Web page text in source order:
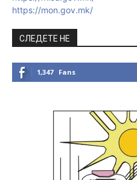
https://mon.gov.mk/
СЛЕДЕТЕ НЕ
1,347 Fans